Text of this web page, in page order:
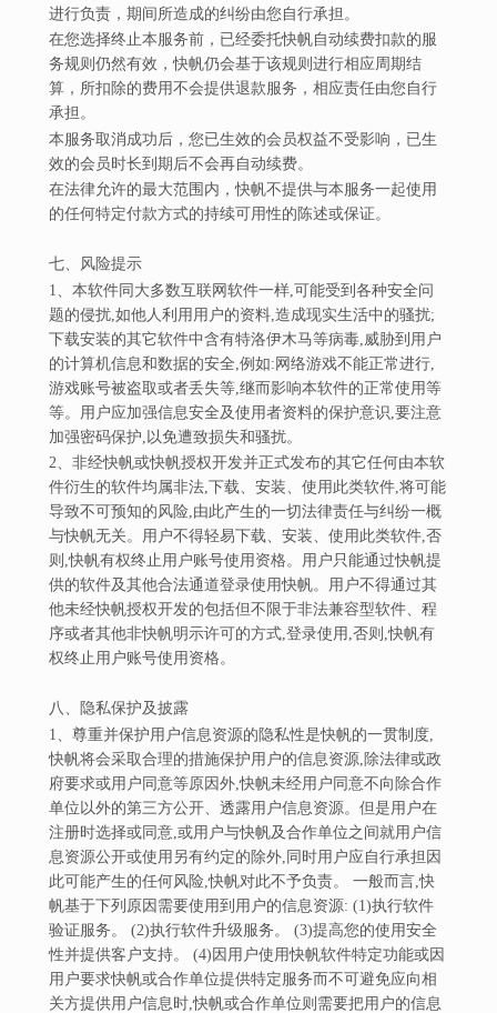
进行负责，期间所造成的纠纷由您自行承担。
在您选择终止本服务前，已经委托快帆自动续费扣款的服
务规则仍然有效，快帆仍会基于该规则进行相应周期结
算，所扣除的费用不会提供退款服务，相应责任由您自行
承担。
本服务取消成功后，您已生效的会员权益不受影响，已生
效的会员时长到期后不会再自动续费。
在法律允许的最大范围内，快帆不提供与本服务一起使用
的任何特定付款方式的持续可用性的陈述或保证。
七、风险提示
1、本软件同大多数互联网软件一样,可能受到各种安全问
题的侵扰,如他人利用用户的资料,造成现实生活中的骚扰;
下载安装的其它软件中含有特洛伊木马等病毒,威胁到用户
的计算机信息和数据的安全,例如:网络游戏不能正常进行,
游戏账号被盗取或者丢失等,继而影响本软件的正常使用等
等。用户应加强信息安全及使用者资料的保护意识,要注意
加强密码保护,以免遭致损失和骚扰。
2、非经快帆或快帆授权开发并正式发布的其它任何由本软
件衍生的软件均属非法,下载、安装、使用此类软件,将可能
导致不可预知的风险,由此产生的一切法律责任与纠纷一概
与快帆无关。用户不得轻易下载、安装、使用此类软件,否
则,快帆有权终止用户账号使用资格。用户只能通过快帆提
供的软件及其他合法通道登录使用快帆。用户不得通过其
他未经快帆授权开发的包括但不限于非法兼容型软件、程
序或者其他非快帆明示许可的方式,登录使用,否则,快帆有
权终止用户账号使用资格。
八、隐私保护及披露
1、尊重并保护用户信息资源的隐私性是快帆的一贯制度,
快帆将会采取合理的措施保护用户的信息资源,除法律或政
府要求或用户同意等原因外,快帆未经用户同意不向除合作
单位以外的第三方公开、透露用户信息资源。但是用户在
注册时选择或同意,或用户与快帆及合作单位之间就用户信
息资源公开或使用另有约定的除外,同时用户应自行承担因
此可能产生的任何风险,快帆对此不予负责。 一般而言,快
帆基于下列原因需要使用到用户的信息资源: (1)执行软件
验证服务。 (2)执行软件升级服务。 (3)提高您的使用安全
性并提供客户支持。 (4)因用户使用快帆软件特定功能或因
用户要求快帆或合作单位提供特定服务而不可避免应向相
关方提供用户信息时,快帆或合作单位则需要把用户的信息